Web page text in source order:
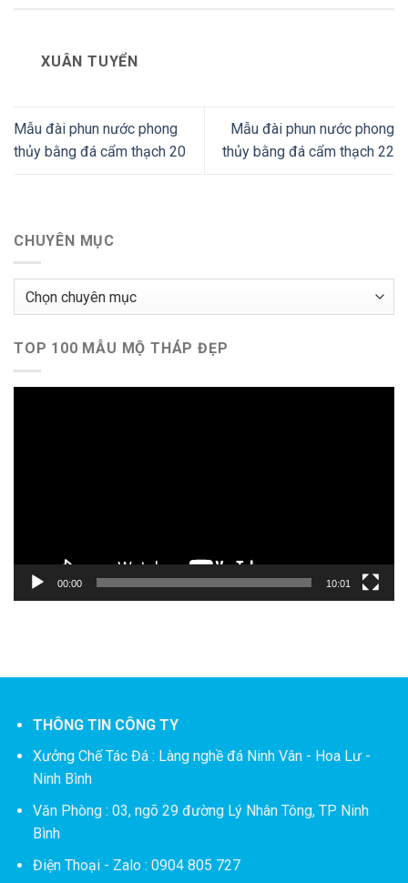
XUÂN TUYỂN
Mẫu đài phun nước phong
thủy bằng đá cẩm thạch 20
Mẫu đài phun nước phong
thủy bằng đá cẩm thạch 22
CHUYÊN MỤC
Chuyên
TOP 100 MẪU MỘ THÁP ĐẸP
00:00 10:01
THÔNG TIN CÔNG TY
Xưởng Chế Tác Đá : Làng nghề đá Ninh Vân - Hoa Lư -
Ninh Bình
Văn Phòng : 03, ngõ 29 đường Lý Nhân Tông, TP Ninh
Bình
Điện Thoại - Zalo : 0904 805 727